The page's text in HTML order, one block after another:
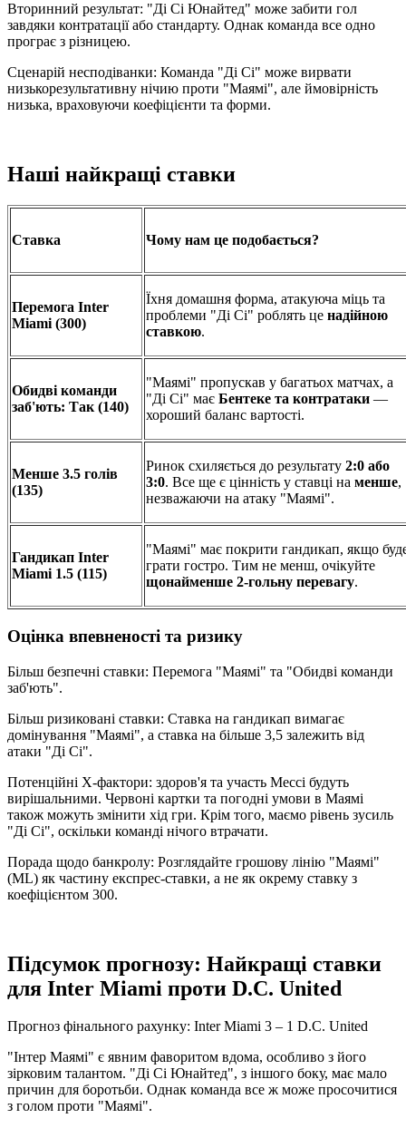
Вторинний результат: "Ді Сі Юнайтед" може забити гол
завдяки контратації або стандарту. Однак команда все одно
програє з різницею.
Сценарій несподіванки: Команда "Ді Сі" може вирвати
низькорезультативну нічию проти "Маямі", але ймовірність
низька, враховуючи коефіцієнти та форми.
Наші найкращі ставки
Ставка Чому нам це подобається?
Перемога Inter
Miami (300)
Їхня домашня форма, атакуюча міць та
проблеми "Ді Сі" роблять це надійною
ставкою.
Обидві команди
заб'ють: Так (140)
"Маямі" пропускав у багатьох матчах, а
"Ді Сі" має Бентеке та контратаки —
хороший баланс вартості.
Менше 3.5 голів
(135)
Ринок схиляється до результату 2:0 або
3:0. Все ще є цінність у ставці на менше,
незважаючи на атаку "Маямі".
Гандикап Inter
Miami 1.5 (115)
"Маямі" має покрити гандикап, якщо
грати гостро. Тим не менш, очікуйте
щонайменше 2-гольну перевагу.
Оцінка впевненості та ризику
Більш безпечні ставки: Перемога "Маямі" та "Обидві команди
заб'ють".
Більш ризиковані ставки: Ставка на гандикап вимагає
домінування "Маямі", а ставка на більше 3,5 залежить від
атаки "Ді Сі".
Потенційні X-фактори: здоров'я та участь Мессі будуть
вирішальними. Червоні картки та погодні умови в Маямі
також можуть змінити хід гри. Крім того, маємо рівень зусиль
"Ді Сі", оскільки команді нічого втрачати.
Порада щодо банкролу: Розглядайте грошову лінію "Маямі"
(ML) як частину експрес-ставки, а не як окрему ставку з
коефіцієнтом 300.
Підсумок прогнозу: Найкращі ставки
для Inter Miami проти D.C. United
Прогноз фінального рахунку: Inter Miami 3 – 1 D.C. United
"Інтер Маямі" є явним фаворитом вдома, особливо з його
зірковим талантом. "Ді Сі Юнайтед", з іншого боку, має мало
причин для боротьби. Однак команда все ж може просочитися
з голом проти "Маямі".